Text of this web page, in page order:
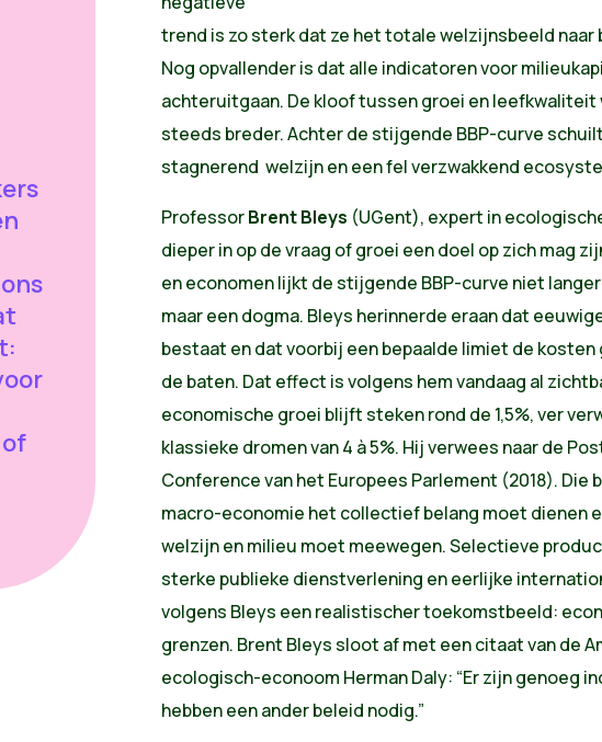
trend is zo sterk dat ze het totale welzijnsbeeld naar
Nog opvallender is dat alle indicatoren voor
achteruitgaan. De kloof tussen groei en
steeds breder. Achter de stijgende BBP-curve
stagnerend welzijn en een fel verzwakkend
ProfessorBrent Bleys (UGent), expert in
dieper in op de vraag of groei een doel op zich mag
en economen lijkt de stijgende BBP-curve niet
maar een dogma. Bleys herinnerde eraan dat
bestaat en dat voorbij een bepaalde limiet de
de baten. Dat effect is volgens hem vandaag al
economische groei blijft steken rond de 1,5%, ver
klassieke dromen van 4 à 5%. Hij verwees naar de
Conference van het Europees Parlement (2018). Die
macro-economie het collectief belang moet dienen
welzijn en milieu moet meewegen. Selectieve
sterke publieke dienstverlening en eerlijke
volgens Bleys een realistischer toekomstbeeld:
grenzen. Brent Bleys sloot af met een citaat van de
ecologisch-econoom Herman Daly: “Er zijn genoeg
hebben een ander beleid nodig.”